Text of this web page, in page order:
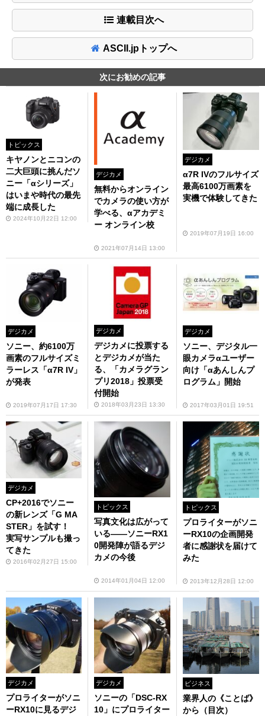
連載目次へ
ASCII.jpトップへ
次にお勧めの記事
トピックス
キヤノンとニコンの
二大巨頭に挑んだソ
ニー「αシリーズ」
はいまや時代の最先
端に成長した
2024年10月22日 12:00
デジカメ
無料からオンライン
でカメラの使い方が
学べる、αアカデミ
ー オンライン校
2021年07月14日 13:00
デジカメ
α7R IVのフルサイズ
最高6100万画素を
実機で体験してきた
2019年07月19日 16:00
デジカメ
ソニー、約6100万
画素のフルサイズミ
ラーレス「α7R IV」
が発表
2019年07月17日 17:30
デジカメ
デジカメに投票する
とデジカメが当た
る、「カメラグラン
プリ2018」投票受
付開始
2018年03月23日 13:30
デジカメ
ソニー、デジタル一
眼カメラαユーザー
向け「αあんしんプ
ログラム」開始
2017年03月01日 19:51
デジカメ
CP+2016でソニー
の新レンズ「G MA
STER」を試す！
実写サンプルも撮っ
てきた
2016年02月27日 15:00
トピックス
写真文化は広がって
いる――ソニーRX1
0開発陣が語るデジ
カメの今後
2014年01月04日 12:00
トピックス
プロライターがソニ
ーRX10の企画開発
者に感謝状を届けて
みた
2013年12月28日 12:00
デジカメ
プロライターがソニ
ーRX10に見るデジ
デジカメ
ソニーの「DSC-RX
10」にプロライター
ビジネス
業界人の《ことば》
から（目次）